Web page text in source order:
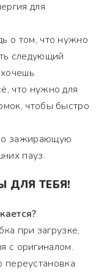
для
о том, что нужно
следующий
что нужно для
чтобы быстро
зажирающую
пауз.
ДЛЯ ТЕБЯ!
при загрузке,
с оригиналом.
переустановка